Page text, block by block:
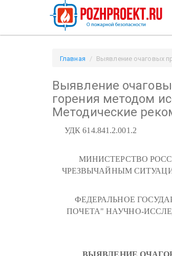
Главная Выявление очаговых
Выявление
горения методом
Методические
УДК 614.841.2.001.2
МИНИСТЕРСТВО
ЧРЕЗВЫЧАЙНЫМ
ФЕДЕРАЛЬНОЕ
ПОЧЕТА" НАУЧНО-
ВЫЯВЛЕНИЕ